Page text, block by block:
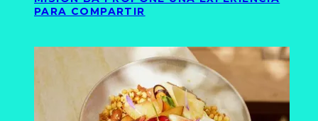
PARA COMPARTIR